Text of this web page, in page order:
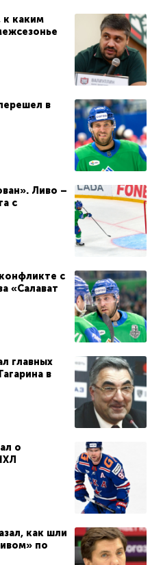
к каким
в
Ливо –
с
с
«Салават
главных
в
о
как шли
по